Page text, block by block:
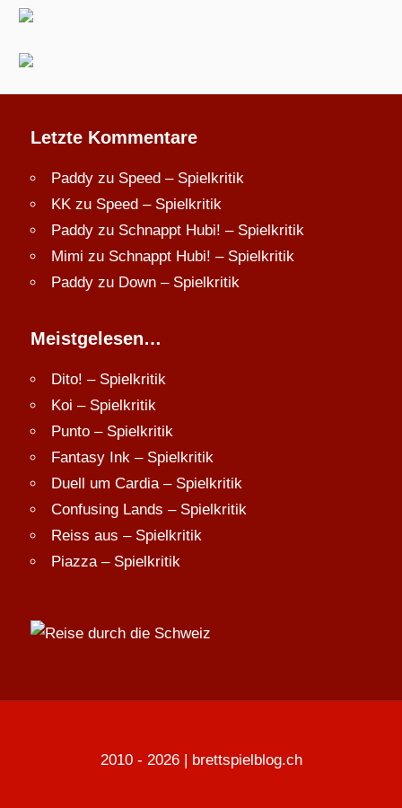
Letzte Kommentare
Paddy zu Speed – Spielkritik
KK zu Speed – Spielkritik
Paddy zu Schnappt Hubi! – Spielkritik
Mimi zu Schnappt Hubi! – Spielkritik
Paddy zu Down – Spielkritik
Meistgelesen…
Dito! – Spielkritik
Koi – Spielkritik
Punto – Spielkritik
Fantasy Ink – Spielkritik
Duell um Cardia – Spielkritik
Confusing Lands – Spielkritik
Reiss aus – Spielkritik
Piazza – Spielkritik
2010 - 2026 | brettspielblog.ch